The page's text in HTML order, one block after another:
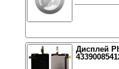
Дисплей